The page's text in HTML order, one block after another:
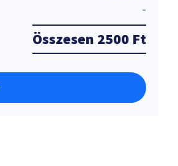
-
Összesen 2500 Ft